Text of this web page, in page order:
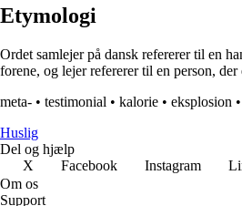
Etymologi
Ordet samlejer på dansk refererer til en
forene, og lejer refererer til en person,
meta- • testimonial • kalorie • eksplosion •
Huslig
Del og hjælp
X
Facebook Instagram
Om os
Support